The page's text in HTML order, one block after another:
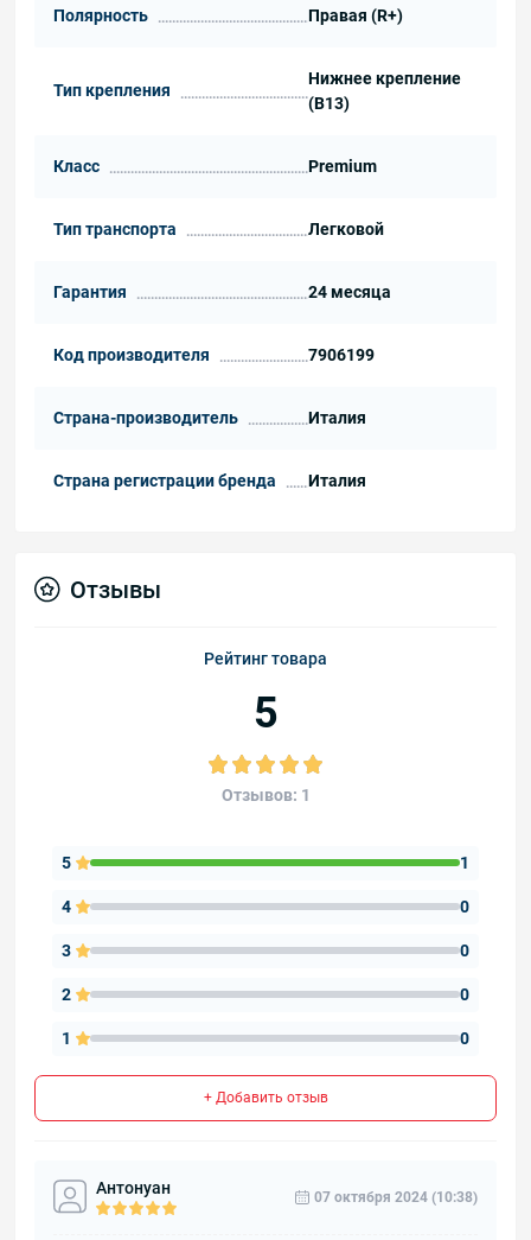
Полярность Правая (R+)
Тип крепления
Нижнее крепление
(B13)
Класс Premium
Тип транспорта Легковой
Гарантия 24 месяца
Код производителя 7906199
Страна-производитель Италия
Страна регистрации бренда Италия
Отзывы
Рейтинг товара
5
Отзывов: 1
5 1
4 0
3 0
2 0
1 0
+ Добавить отзыв
Антонуан 07 октября 2024 (10:38)